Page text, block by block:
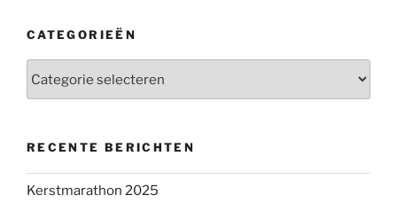
CATEGORIEËN
RECENTE BERICHTEN
Kerstmarathon 2025